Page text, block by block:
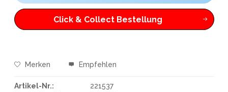
Click & Collect Bestellung
Merken Empfehlen
Artikel-Nr.:
221537